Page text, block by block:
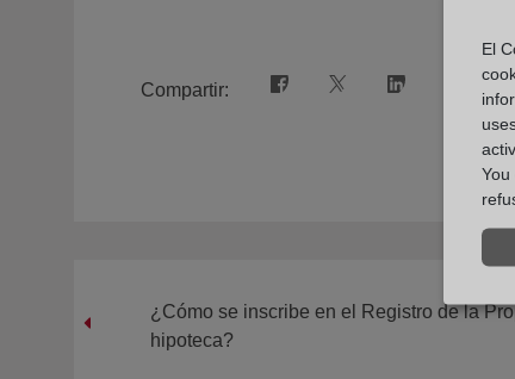
Compartir:
¿Cómo se inscribe en el Registro de la
hipoteca?
El
You